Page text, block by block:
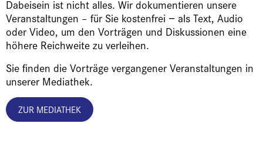
Dabeisein ist nicht alles. Wir dokumentieren unsere
Veranstaltungen – für Sie kostenfrei − als Text, Audio
oder Video, um den Vorträgen und Diskussionen eine
höhere Reichweite zu verleihen.
Sie finden die Vorträge vergangener Veranstaltungen in
unserer Mediathek.
ZUR MEDIATHEK